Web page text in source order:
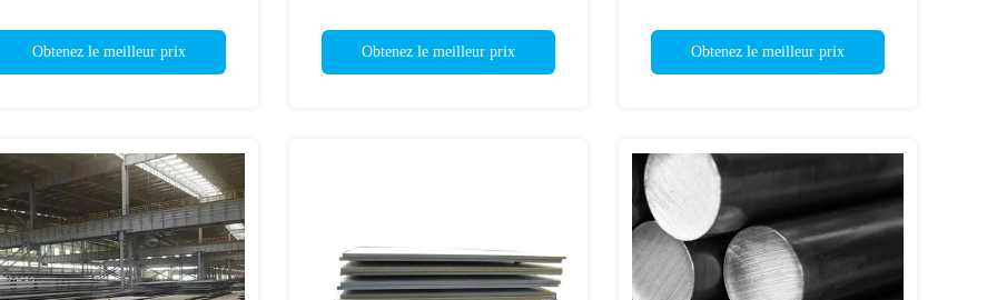
Obtenez le meilleur prix Obtenez le meilleur prix Obtenez le meilleur prix